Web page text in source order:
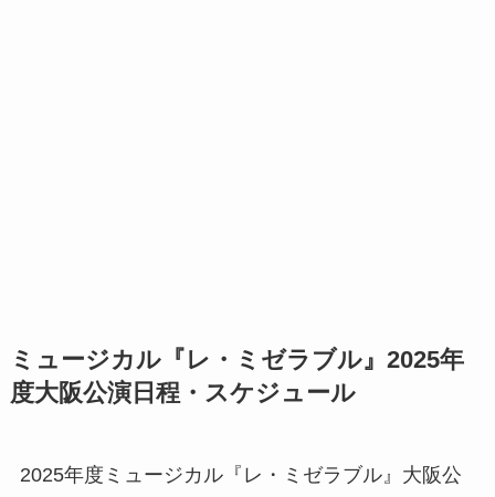
ミュージカル『レ・ミゼラブル』2025年
度大阪公演日程・スケジュール
2025年度ミュージカル『レ・ミゼラブル』大阪公